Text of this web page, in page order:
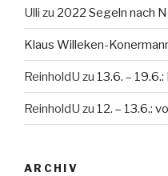
Ulli zu 2022 Segeln nach
Klaus Willeken-
ReinholdU zu 13.6. –
ReinholdU zu 12. – 13.6.:
ARCHIV